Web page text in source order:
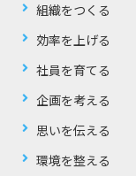
組織をつくる
効率を上げる
社員を育てる
企画を考える
思いを伝える
環境を整える